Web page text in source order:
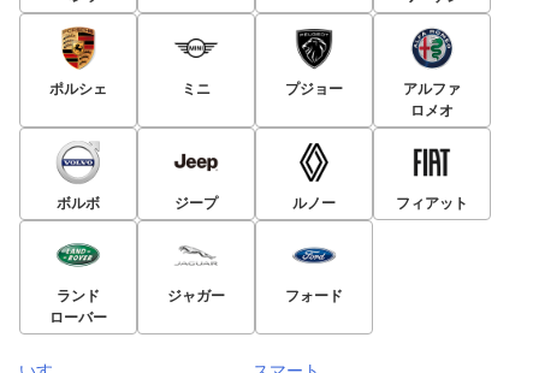
ポルシェ ミニ プジョー
アルファ
ロメオ
ボルボ ジープ ルノー フィアット
ランド
ローバー
ジャガー フォード